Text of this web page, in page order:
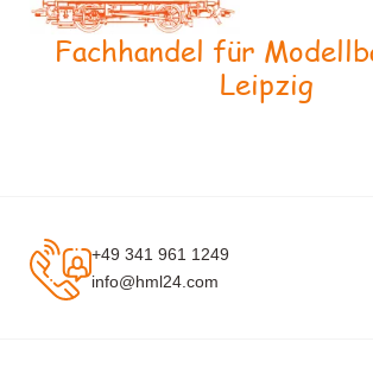
Fachhandel für
Leipzig
+49 341 961 1249
info@hml24.com